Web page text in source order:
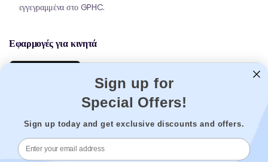
εγγεγραμμένα στο GPHC.
Εφαρμογές για κινητά
Sign up for
Special Offers!
Sign up today and get exclusive discounts and offers.